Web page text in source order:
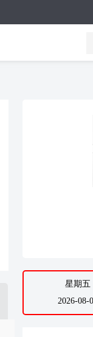
星期五
2026-08-